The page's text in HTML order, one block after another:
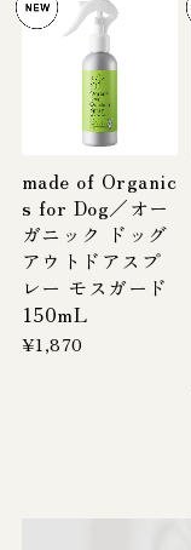
made of Organic
s for Dog／オー
ガニック ドッグ
アウトドアスプ
レー モスガード
150mL
¥1,870